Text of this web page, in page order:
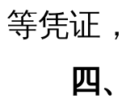
等凭证
四、